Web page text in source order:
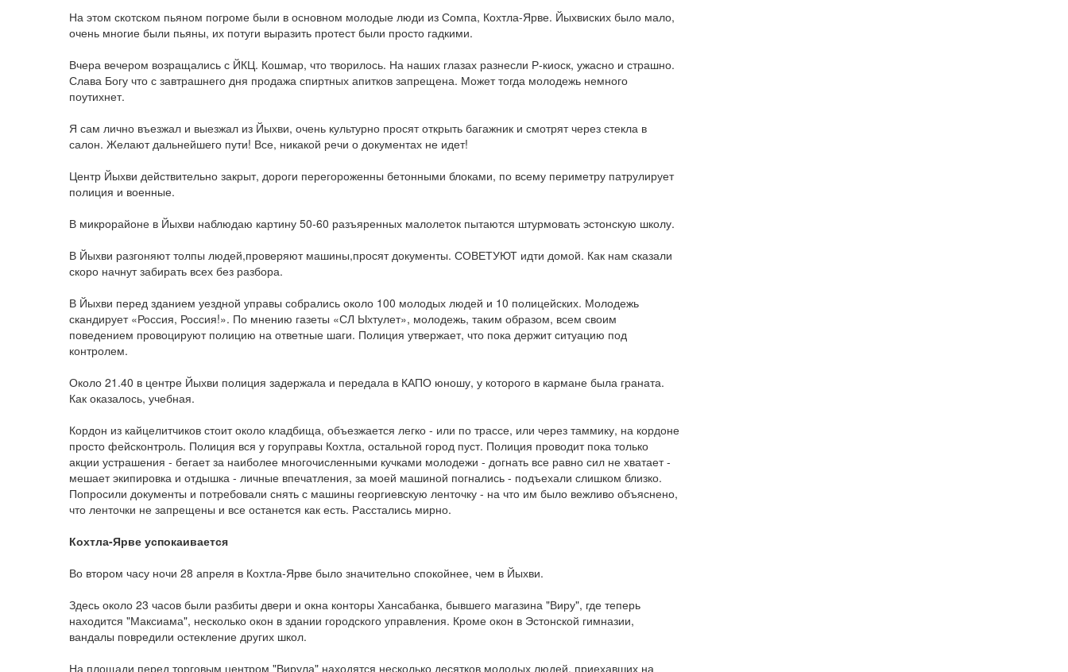
На этом скотском пьяном погроме были в основном молодые люди из Сомпа, Кохтла-Ярве. Йыхвиских было мало,
очень многие были пьяны, их потуги выразить протест были просто гадкими.
Вчера вечером возращались с ЙКЦ. Кошмар, что творилось. На наших глазах разнесли Р-киоск, ужасно и страшно.
Слава Богу что с завтрашнего дня продажа спиртных апитков запрещена. Может тогда молодежь немного
поутихнет.
Я сам лично въезжал и выезжал из Йыхви, очень культурно просят открыть багажник и смотрят через стекла в
салон. Желают дальнейшего пути! Все, никакой речи о документах не идет!
Центр Йыхви действительно закрыт, дороги перегороженны бетонными блоками, по всему периметру патрулирует
полиция и военные.
В микрорайоне в Йыхви наблюдаю картину 50-60 разъяренных малолеток пытаются штурмовать эстонскую школу.
В Йыхви разгоняют толпы людей,проверяют машины,просят документы. СОВЕТУЮТ идти домой. Как нам сказали
скоро начнут забирать всех без разбора.
В Йыхви перед зданием уездной управы собрались около 100 молодых людей и 10 полицейских. Молодежь
скандирует «Россия, Россия!». По мнению газеты «СЛ Ыхтулет», молодежь, таким образом, всем своим
поведением провоцируют полицию на ответные шаги. Полиция утвержает, что пока держит ситуацию под
контролем.
Около 21.40 в центре Йыхви полиция задержала и передала в КАПО юношу, у которого в кармане была граната.
Как оказалось, учебная.
Кордон из кайцелитчиков стоит около кладбища, объезжается легко - или по трассе, или через таммику, на кордоне
просто фейсконтроль. Полиция вся у горуправы Кохтла, остальной город пуст. Полиция проводит пока только
акции устрашения - бегает за наиболее многочисленными кучками молодежи - догнать все равно сил не хватает -
мешает экипировка и отдышка - личные впечатления, за моей машиной погнались - подъехали слишком близко.
Попросили документы и потребовали снять с машины георгиевскую ленточку - на что им было вежливо объяснено,
что ленточки не запрещены и все останется как есть. Расстались мирно.
Кохтла-Ярве успокаивается
Во втором часу ночи 28 апреля в Кохтла-Ярве было значительно спокойнее, чем в Йыхви.
Здесь около 23 часов были разбиты двери и окна конторы Хансабанка, бывшего магазина "Виру", где теперь
находится "Максиама", несколько окон в здании городского управления. Кроме окон в Эстонской гимназии,
вандалы повредили остекление других школ.
На площади перед торговым центром "Вирула" находятся несколько десятков молодых людей, приехавших на